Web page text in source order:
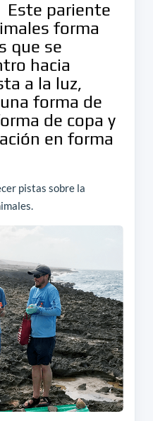
Este pariente
forma
que se
hacia
a la luz,
forma de
de copa y
en forma
pistas sobre la